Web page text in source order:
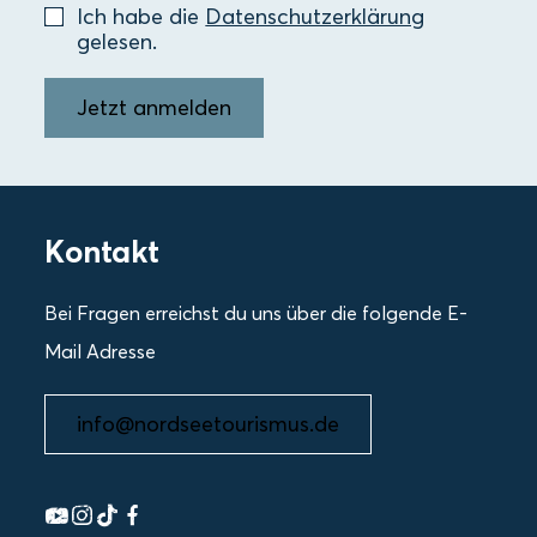
Ich habe die Datenschutzerklärung
gelesen.
Jetzt anmelden
Kontakt
Bei Fragen erreichst du uns über die folgende E-
Mail Adresse
info@nordseetourismus.de